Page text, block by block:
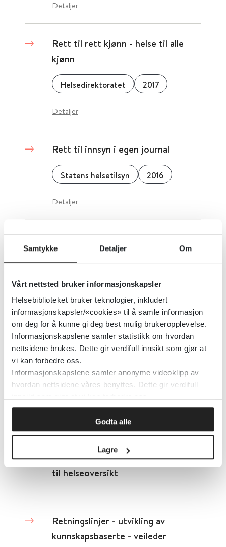
Samtykke Detaljer Om
Vårt nettsted bruker informasjonskapsler
Helsebiblioteket bruker teknologier, inkludert
informasjonskapsler/«cookies» til å samle informasjon
om deg for å kunne gi deg best mulig brukeropplevelse.
Informasjonskapslene samler statistikk om hvordan
nettsidene brukes. Dette gir verdifull innsikt som gjør at
vi kan forbedre oss.
Informasjonskapslene samler anonyme videoklipp av
hvordan nettsidene våres benyttes. Dette gir verdifull
Godta alle
Lagre
Detaljer
Rett til rett kjønn - helse til alle
kjønn
Helsedirektoratet 2017
Detaljer
Rett til innsyn i egen journal
Statens helsetilsyn 2016
Detaljer
Rett til helsehjelp for personer
uten fast opphold i riket -
forpliktelser
Regjeringen.no 2017
Detaljer
Retningslinjesamlingen vår er
ajour – fra hele Skandinavia
Helsebiblioteket
Retningslinjer, rettskilder og kilder
til helseoversikt
Retningslinjer - utvikling av
kunnskapsbaserte - veileder